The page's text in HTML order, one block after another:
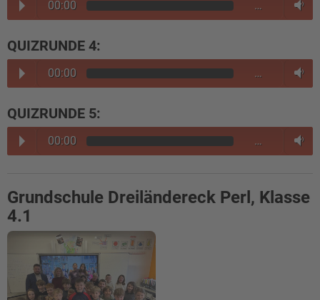
00:00 …
QUIZRUNDE 4:
00:00 …
QUIZRUNDE 5:
00:00 …
Grundschule Dreiländereck Perl, Klasse
4.1